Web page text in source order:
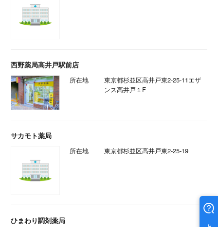
西野薬局高井戸駅前店
所在地
東京都杉並区高井戸東2-25-11エザ
ンス高井戸１F
サカモト薬局
所在地 東京都杉並区高井戸東2-25-19
ひまわり調剤薬局